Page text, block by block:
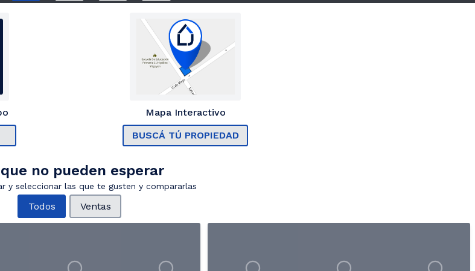
Mapa Interactivo
BUSCÁ TÚ PROPIEDAD
no pueden esperar
y seleccionar las que te gusten y compararlas
Todos Ventas
+18 +27